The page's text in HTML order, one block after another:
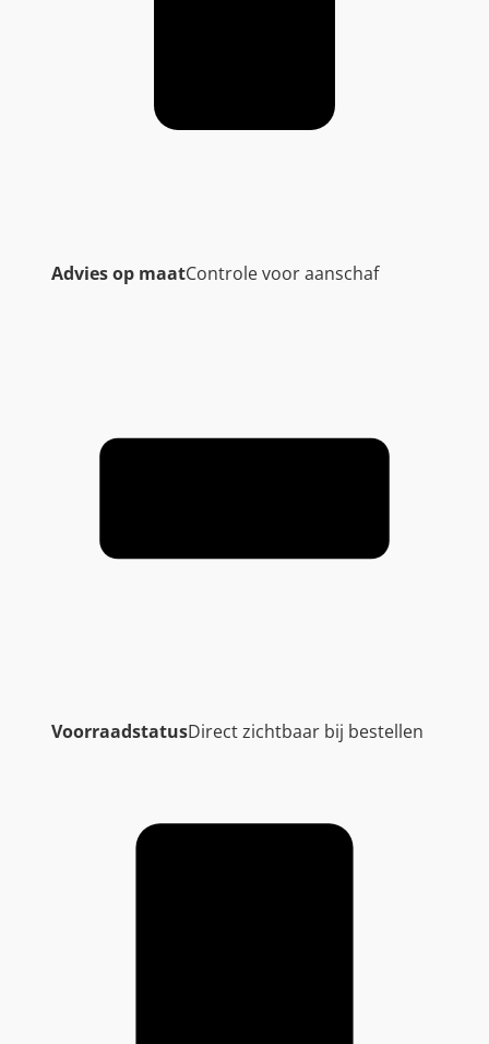
Advies op maatControle voor aanschaf
VoorraadstatusDirect zichtbaar bij bestellen